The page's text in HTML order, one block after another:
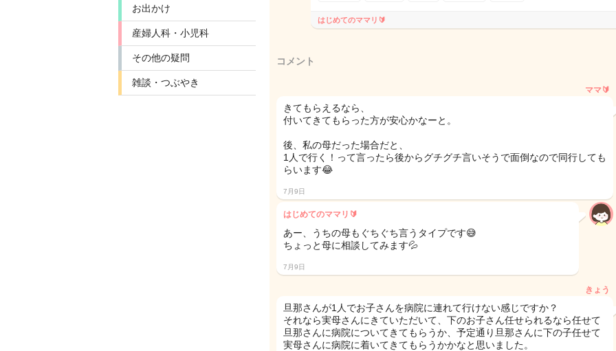
お出かけ
産婦人科・小児科
その他の疑問
雑談・つぶやき
はじめてのママリ🔰
コメント
ママ🔰
きてもらえるなら、
付いてきてもらった方が安心かなーと。
後、私の母だった場合だと、
1人で行く！って言ったら後からグチグチ言いそうで面倒なので同行しても
らいます😂
7月9日
はじめてのママリ🔰
あー、うちの母もぐちぐち言うタイプです😅
ちょっと母に相談してみます💦
7月9日
きょう
旦那さんが1人でお子さんを病院に連れて行けない感じですか？
それなら実母さんにきていただいて、下のお子さん任せられるなら任せて
旦那さんに病院についてきてもらうか、予定通り旦那さんに下の子任せて
実母さんに病院に着いてきてもらうかかなと思いました。